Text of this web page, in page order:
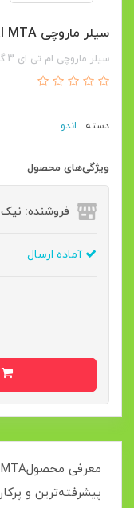
سیلر ماروچی Maruchi Endoseal MTA
سیلر ماروچی ام تی ای 3 گرمی Maruchi Sealer
دسته : اندو
ویژگی‌های محصول
فروشنده:
آماده ارسال
پیشرفته‌ترین و